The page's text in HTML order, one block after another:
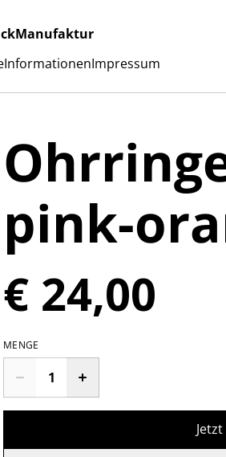
InformationenImpressum
pink-
€ 24,00
MENGE